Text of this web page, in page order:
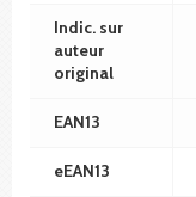
Indic. sur
auteur
original
EAN13
eEAN13